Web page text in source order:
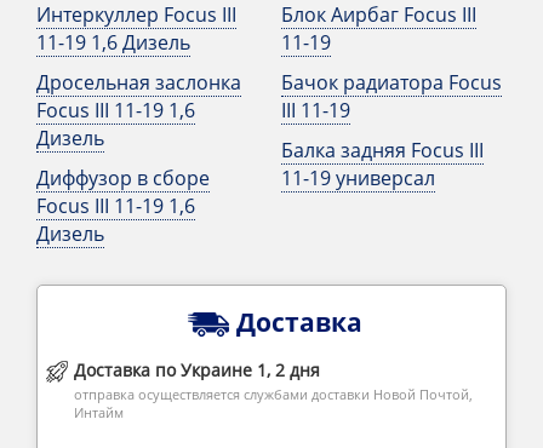
Интеркуллер Focus III
11-19 1,6 Дизель
Дросельная заслонка
Focus III 11-19 1,6
Дизель
Диффузор в сборе
Focus III 11-19 1,6
Дизель
Блок Аирбаг Focus III
11-19
Бачок радиатора Focus
III 11-19
Балка задняя Focus III
11-19 универсал
Доставка
Доставка по Украине 1, 2 дня
отправка осуществляется службами доставки Новой Почтой,
Интайм